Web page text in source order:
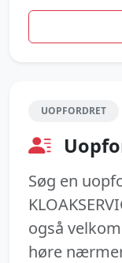
UOPFORDRET
Søg en
også
høre